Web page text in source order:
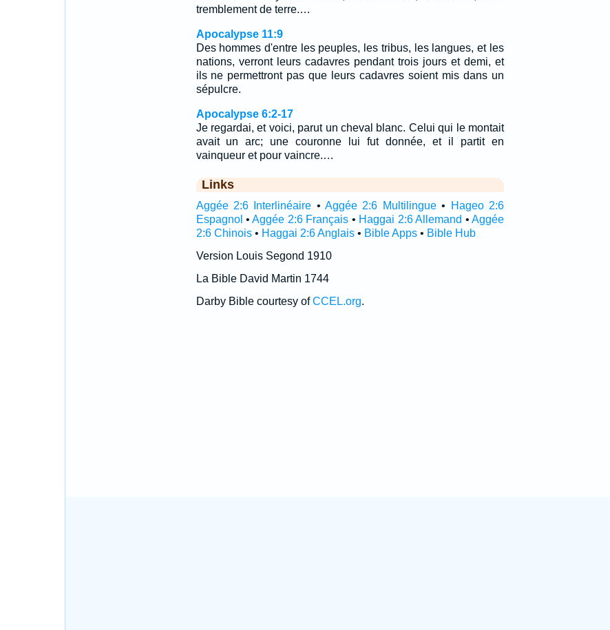
tremblement de terre.…
Apocalypse 11:9
Des hommes d'entre les peuples, les tribus, les langues, et les
nations, verront leurs cadavres pendant trois jours et demi, et
ils ne permettront pas que leurs cadavres soient mis dans un
sépulcre.
Apocalypse 6:2-17
Je regardai, et voici, parut un cheval blanc. Celui qui le montait
avait un arc; une couronne lui fut donnée, et il partit en
vainqueur et pour vaincre.…
Links
Aggée 2:6 Interlinéaire •Aggée 2:6 Multilingue•
Hageo 2:6
Espagnol •Aggée 2:6 Français • Haggai 2:6 Allemand • Aggée
2:6 Chinois• Haggai 2:6 Anglais• Bible Apps• Bible Hub
Version Louis Segond 1910
La Bible David Martin 1744
Darby Bible courtesy ofCCEL.org.